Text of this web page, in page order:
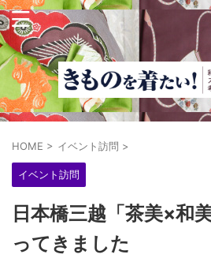
HOME > イベント訪問 >
イベント訪問
日本橋三越「茶美×和
ってきました